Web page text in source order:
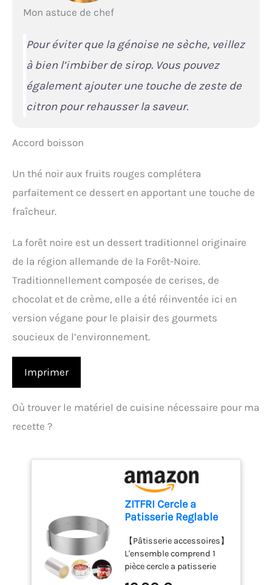
Mon astuce de chef
Pour éviter que la génoise ne sèche, veillez
à bien l’imbiber de sirop. Vous pouvez
également ajouter une touche de zeste de
citron pour rehausser la saveur.
Accord boisson
Un thé noir aux fruits rouges complétera
parfaitement ce dessert en apportant une touche de
fraîcheur.
La forêt noire est un dessert traditionnel originaire
de la région allemande de la Forêt-Noire.
Traditionnellement composée de cerises, de
chocolat et de crème, elle a été réinventée ici en
version végane pour le plaisir des gourmets
soucieux de l’environnement.
Imprimer
Où trouver le matériel de cuisine nécessaire pour ma
recette ?
ZITFRI Cercle a
Patisserie Reglable
Extensible Ø 16-
30cm Cercles
Entremet Rond INOX
Moule Fraisier
【Pâtisserie accessoires】
L'ensemble comprend 1
pièce cercle a patisserie